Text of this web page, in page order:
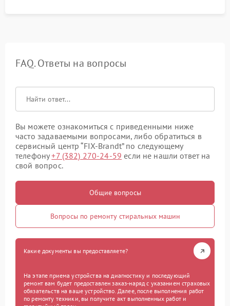
FAQ. Ответы на вопросы
Вы можете ознакомиться с приведенными ниже
часто задаваемыми вопросами, либо обратиться в
сервисный центр “FIX-Brandt” по следующему
телефону+7 (382) 270-24-59 если не нашли ответ на
свой вопрос.
Общие вопросы
Вопросы по ремонту стиральных машин
Какие документы вы предоставляете?
На этапе приема устройства на диагностику и последующий
ремонт вам будет предоставлен заказ-наряд с указанием страховых
обязательств на ваше устройство. Далее, после выполнения работ
по ремонту техники, вы получите акт выполненных работ и